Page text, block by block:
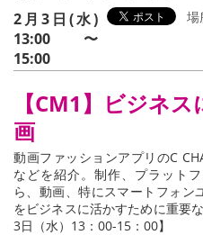
場
2 月 3 日(水)
13:00〜
15:00
【CM1】ビジネ
画
動画ファッションアプリのC
などを紹介。制作、プラット
ら、動画、特にスマートフォン
をビジネスに活かすために重要
3日（水）13：00-15：00】